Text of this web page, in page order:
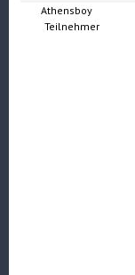
Athensboy
Teilnehmer